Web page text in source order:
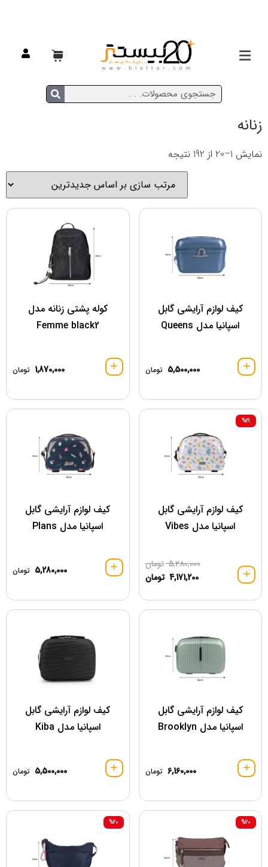
مد و پوشاک/ زنانه
زنانه
نمایش 1–20 از 192 نتیجه
کیف لوازم آرایشی گابل
اسپانیا مدل Queens
5,500,000 تومان
کوله پشتی زنانه مدل
Femme black2
1,870,000 تومان
کیف لوازم آرایشی گابل
اسپانیا مدل Vibes
%21
5,280,000 تومان
4,171,200 تومان
کیف لوازم آرایشی گابل
اسپانیا مدل Plans
5,280,000 تومان
کیف لوازم آرایشی گابل
اسپانیا مدل Brooklyn
6,160,000 تومان
کیف لوازم آرایشی گابل
اسپانیا مدل Kiba
5,500,000 تومان
%20
%20